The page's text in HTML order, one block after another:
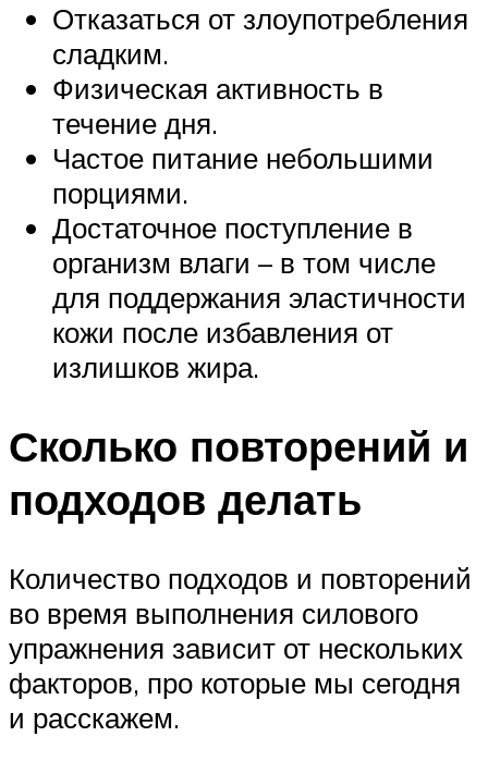
Отказаться от злоупотребления
сладким.
Физическая активность в
течение дня.
Частое питание небольшими
порциями.
Достаточное поступление в
организм влаги – в том числе
для поддержания эластичности
кожи после избавления от
излишков жира.
Сколько повторений и
подходов делать
Количество подходов и повторений
во время выполнения силового
упражнения зависит от нескольких
факторов, про которые мы сегодня
и расскажем.